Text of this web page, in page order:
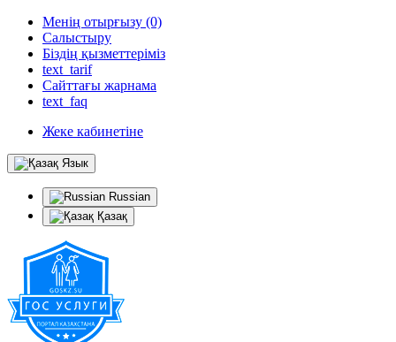
Менің отырғызу (0)
Салыстыру
Біздің қызметтеріміз
text_tarif
Сайттағы жарнама
text_faq
Жеке кабинетіне
Язык
Russian
Қазақ